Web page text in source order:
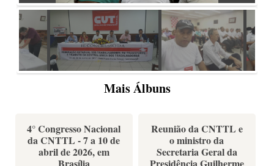
Mais Álbuns
4° Congresso Nacional
da CNTTL - 7 a 10 de
abril de 2026, em
Reunião da CNTTL e
o ministro da
Secretaria Geral da